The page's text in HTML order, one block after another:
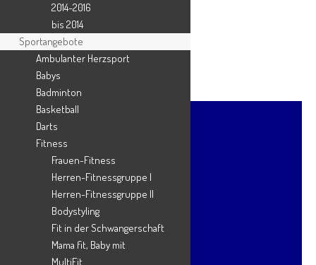
Facebook
WhatsApp
Drucken
Kategorie
Allgemein
Ambulanter Herzsport
Babys Bewegung
2014-2016
bis 2014
Sportangebote
Ambulanter Herzsport
Babys
Badminton
Basketball
Darts
Fitness
Frauen-Fitness
Herren-Fitnessgruppe I
Herren-Fitnessgruppe II
Bodystyling
Fit in der Schwangerschaft
Mama fit, Baby mit
MultiFit